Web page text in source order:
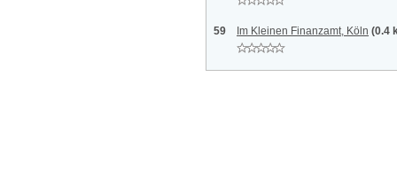
59 Im Kleinen Finanzamt, Köln (0.4